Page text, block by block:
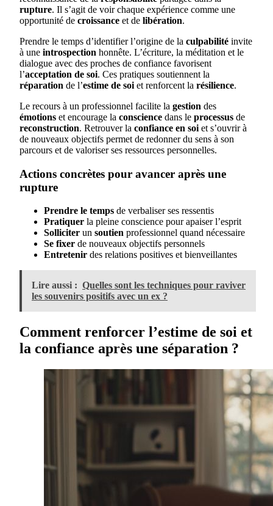
rupture. Il s’agit de voir chaque expérience comme une
opportunité de croissance et de libération.
Prendre le temps d’identifier l’origine de la culpabilité invite
à une introspection honnête. L’écriture, la méditation et le
dialogue avec des proches de confiance favorisent
l’acceptation de soi. Ces pratiques soutiennent la
réparation de l’estime de soi et renforcent la résilience.
Le recours à un professionnel facilite la gestion des
émotions et encourage la conscience dans le processus de
reconstruction. Retrouver la confiance en soi et s’ouvrir à
de nouveaux objectifs permet de redonner du sens à son
parcours et de valoriser ses ressources personnelles.
Actions concrètes pour avancer après une
rupture
Prendre le temps de verbaliser ses ressentis
Pratiquer la pleine conscience pour apaiser l’esprit
Solliciter un soutien professionnel quand nécessaire
Se fixer de nouveaux objectifs personnels
Entretenir des relations positives et bienveillantes
Lire aussi : Quelles sont les techniques pour raviver
les souvenirs positifs avec un ex ?
Comment renforcer l’estime de soi et
la confiance après une séparation ?